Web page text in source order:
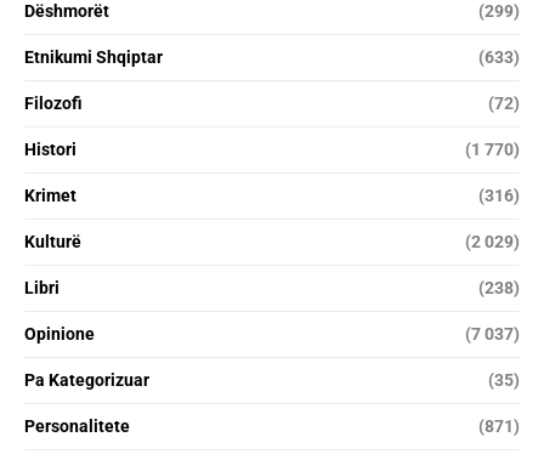
Dëshmorët (299)
Etnikumi Shqiptar (633)
Filozofi (72)
Histori (1 770)
Krimet (316)
Kulturë (2 029)
Libri (238)
Opinione (7 037)
Pa Kategorizuar (35)
Personalitete (871)